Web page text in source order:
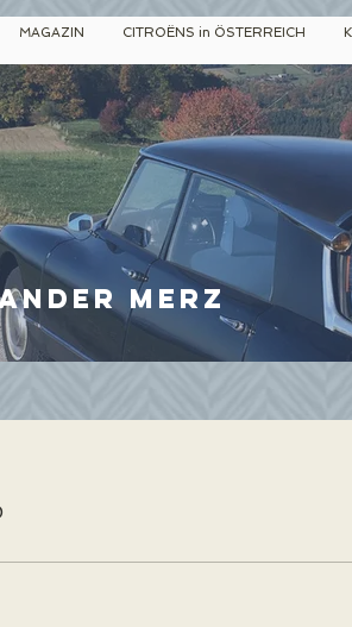
MAGAZIN CITROËNS in ÖSTERREICH
Merz